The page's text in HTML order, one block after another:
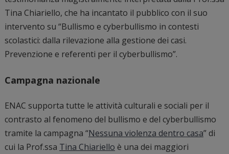
Tina Chiariello, che ha incantato il pubblico con il suo
intervento su “Bullismo e cyberbullismo in contesti
scolastici: dalla rilevazione alla gestione dei casi.
Prevenzione e referenti per il cyberbullismo”.
Campagna nazionale
ENAC supporta tutte le attività culturali e sociali per il
contrasto al fenomeno del bullismo e del cyberbullismo
tramite la campagna “Nessuna violenza dentro casa” di
cui la Prof.ssa Tina Chiariello è una dei maggiori